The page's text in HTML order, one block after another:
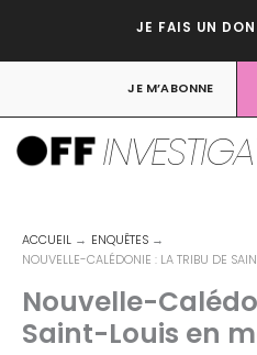
JE FAIS UN DON
JE M’ABONNE
ACCUEIL
ENQUÊTES
NOUVELLE-CALÉDONIE : LA TRIBU DE
Nouvelle-
Saint-Louis en